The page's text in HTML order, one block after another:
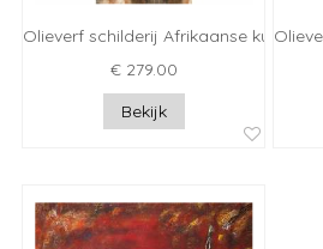
Olieverf schilderij Afrikaanse kunst II
€ 279.00
Bekijk